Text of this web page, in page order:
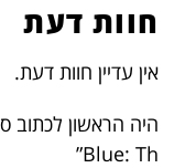
חוות דעת
אין עדיין חוות דעת.
Blue: Th”